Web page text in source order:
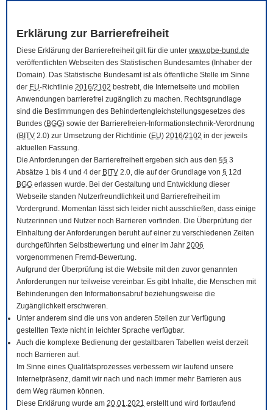
Erklärung zur Barrierefreiheit
Diese Erklärung der Barrierefreiheit gilt für die unter www.gbe-bund.de
veröffentlichten Webseiten des Statistischen Bundesamtes (Inhaber der
Domain). Das Statistische Bundesamt ist als öffentliche Stelle im Sinne
der EU-Richtlinie 2016/2102 bestrebt, die Internetseite und mobilen
Anwendungen barrierefrei zugänglich zu machen. Rechtsgrundlage
sind die Bestimmungen des Behindertengleichstellungsgesetzes des
Bundes (BGG) sowie der Barrierefreien-Informationstechnik-Verordnung
(BITV 2.0) zur Umsetzung der Richtlinie (EU) 2016/2102 in der jeweils
aktuellen Fassung.
Die Anforderungen der Barrierefreiheit ergeben sich aus den §§ 3
Absätze 1 bis 4 und 4 der BITV 2.0, die auf der Grundlage von § 12d
BGG erlassen wurde. Bei der Gestaltung und Entwicklung dieser
Webseite standen Nutzerfreundlichkeit und Barrierefreiheit im
Vordergrund. Momentan lässt sich leider nicht ausschließen, dass einige
Nutzerinnen und Nutzer noch Barrieren vorfinden. Die Überprüfung der
Einhaltung der Anforderungen beruht auf einer zu verschiedenen Zeiten
durchgeführten Selbstbewertung und einer im Jahr 2006
vorgenommenen Fremd-Bewertung.
Aufgrund der Überprüfung ist die Website mit den zuvor genannten
Anforderungen nur teilweise vereinbar. Es gibt Inhalte, die Menschen mit
Behinderungen den Informationsabruf beziehungsweise die
Zugänglichkeit erschweren.
Unter anderem sind die uns von anderen Stellen zur Verfügung
gestellten Texte nicht in leichter Sprache verfügbar.
Auch die komplexe Bedienung der gestaltbaren Tabellen weist derzeit
noch Barrieren auf.
Im Sinne eines Qualitätsprozesses verbessern wir laufend unsere
Internetpräsenz, damit wir nach und nach immer mehr Barrieren aus
dem Weg räumen können.
Diese Erklärung wurde am 20.01.2021 erstellt und wird fortlaufend